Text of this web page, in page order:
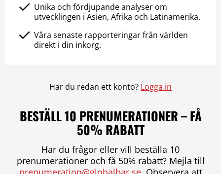
Unika och fördjupande analyser om
utvecklingen i Asien, Afrika och Latinamerika.
Våra senaste rapporteringar från världen
direkt i din inkorg.
Har du redan ett konto? Logga in
BESTÄLL 10 PRENUMERATIONER – FÅ
50% RABATT
Har du frågor eller vill beställa 10
prenumerationer och få 50% rabatt? Mejla till